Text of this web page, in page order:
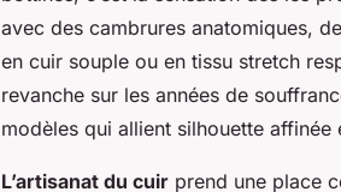
avec des cambrures anatomiques,
en cuir souple ou en tissu stretch
revanche sur les années de
modèles qui allient silhouette
L’artisanat du cuir prend une place